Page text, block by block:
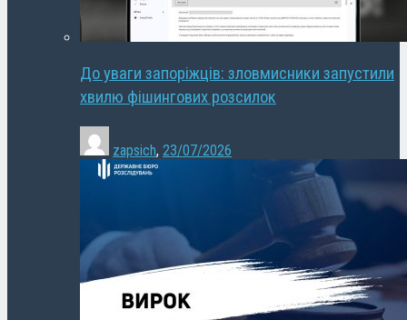
До уваги запоріжців: зловмисники запустили
хвилю фішингових розсилок
zapsich, 23/07/2026